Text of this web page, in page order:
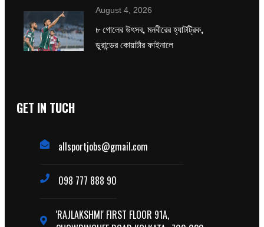
August 4, 2026
৮ গোলের উৎসব, মনবীরের হ্যাটট্রিক,
ডুরান্ডের কোয়ার্টার ফাইনালে
GET IN TUCH
allsportjobs@gmail.com
098 777 888 90
'RAJLAKSHMI' FIRST FLOOR 91A,